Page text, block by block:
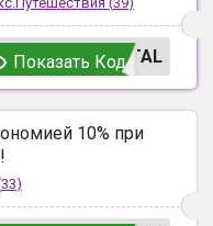
TAL
Показать Код
10% при
33)